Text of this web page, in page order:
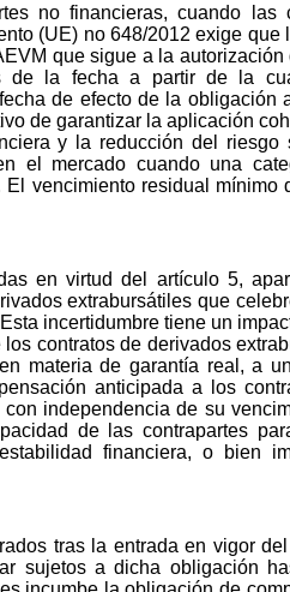
no financieras, cuando
(UE) no 648/2012 exige
que sigue a la
de la fecha a partir de la
de efecto de la obligación
de garantizar la aplicación
y la reducción del riesgo
el mercado cuando una
vencimiento residual mínimo
en virtud del artículo 5,
extrabursátiles que
incertidumbre tiene un
contratos de derivados
materia de garantía real, a
anticipada a los
independencia de su
de las contrapartes
financiera, o bien
tras la entrada en vigor
sujetos a dicha obligación